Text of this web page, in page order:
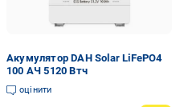
Акумулятор DAH Solar LiFePO4
100 АЧ 5120 Втч
оцінити